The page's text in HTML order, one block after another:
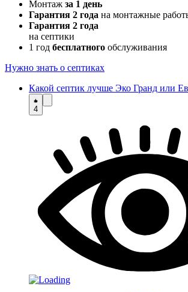
Монтаж за 1 день
Гарантия 2 года на монтажные
Гарантия 2 года
на септики
1 год бесплатного обслуживания
Нужно знать о септиках
Какой септик лучше Эко Гранд или
4